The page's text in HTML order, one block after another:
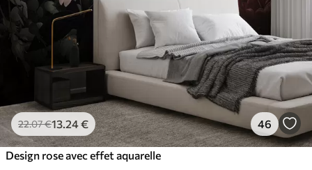
22.07€13 .24€ 46
Design rose avec effet aquarelle